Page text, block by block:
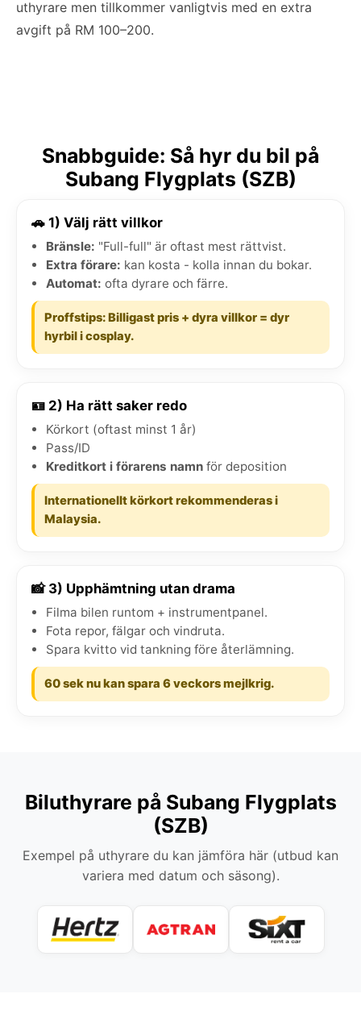
uthyrare men tillkommer vanligtvis med en extra
avgift på RM 100–200.
Snabbguide: Så hyr du bil på
Subang Flygplats (SZB)
🚗 1) Välj rätt villkor
Bränsle: "Full-full" är oftast mest rättvist.
Extra förare: kan kosta - kolla innan du bokar.
Automat: ofta dyrare och färre.
Proffstips: Billigast pris + dyra villkor = dyr
hyrbil i cosplay.
🪪 2) Ha rätt saker redo
Körkort (oftast minst 1 år)
Pass/ID
Kreditkort i förarens namn för deposition
Internationellt körkort rekommenderas i
Malaysia.
📸 3) Upphämtning utan drama
Filma bilen runtom + instrumentpanel.
Fota repor, fälgar och vindruta.
Spara kvitto vid tankning före återlämning.
60 sek nu kan spara 6 veckors mejlkrig.
Biluthyrare på Subang Flygplats
(SZB)
Exempel på uthyrare du kan jämföra här (utbud kan
variera med datum och säsong).